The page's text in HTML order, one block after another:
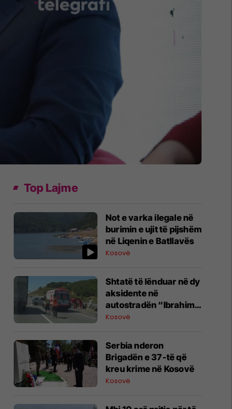
Top Lajme
Not e varka ilegale në
burimin e ujit të pijshëm
në Liqenin e Batllavës
Kosovë
Shtatë të lënduar në dy
aksidente në
autostradën “Ibrahim
Rugova”
Kosovë
​Serbia nderon
Brigadën e 37-të që
kreu krime në Kosovë
Kosovë